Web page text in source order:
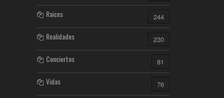
Raices 244
Realidades 230
Conciertos 81
Vidas 76